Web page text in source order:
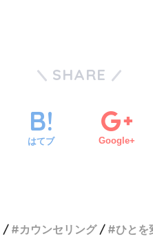
SHARE
はてブ Google+
カウンセリング ひとを